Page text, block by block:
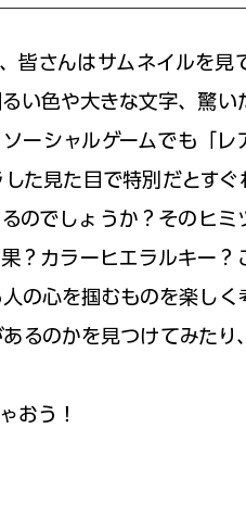
皆さんはサムネイルを見
い色や大きな文字、驚い
ーシャルゲームでも「レ
た見た目で特別だとすぐ
のでしょうか？そのヒミ
？カラーヒエラルキー？
の心を掴むものを楽しく
るのかを見つけてみたり
おう！